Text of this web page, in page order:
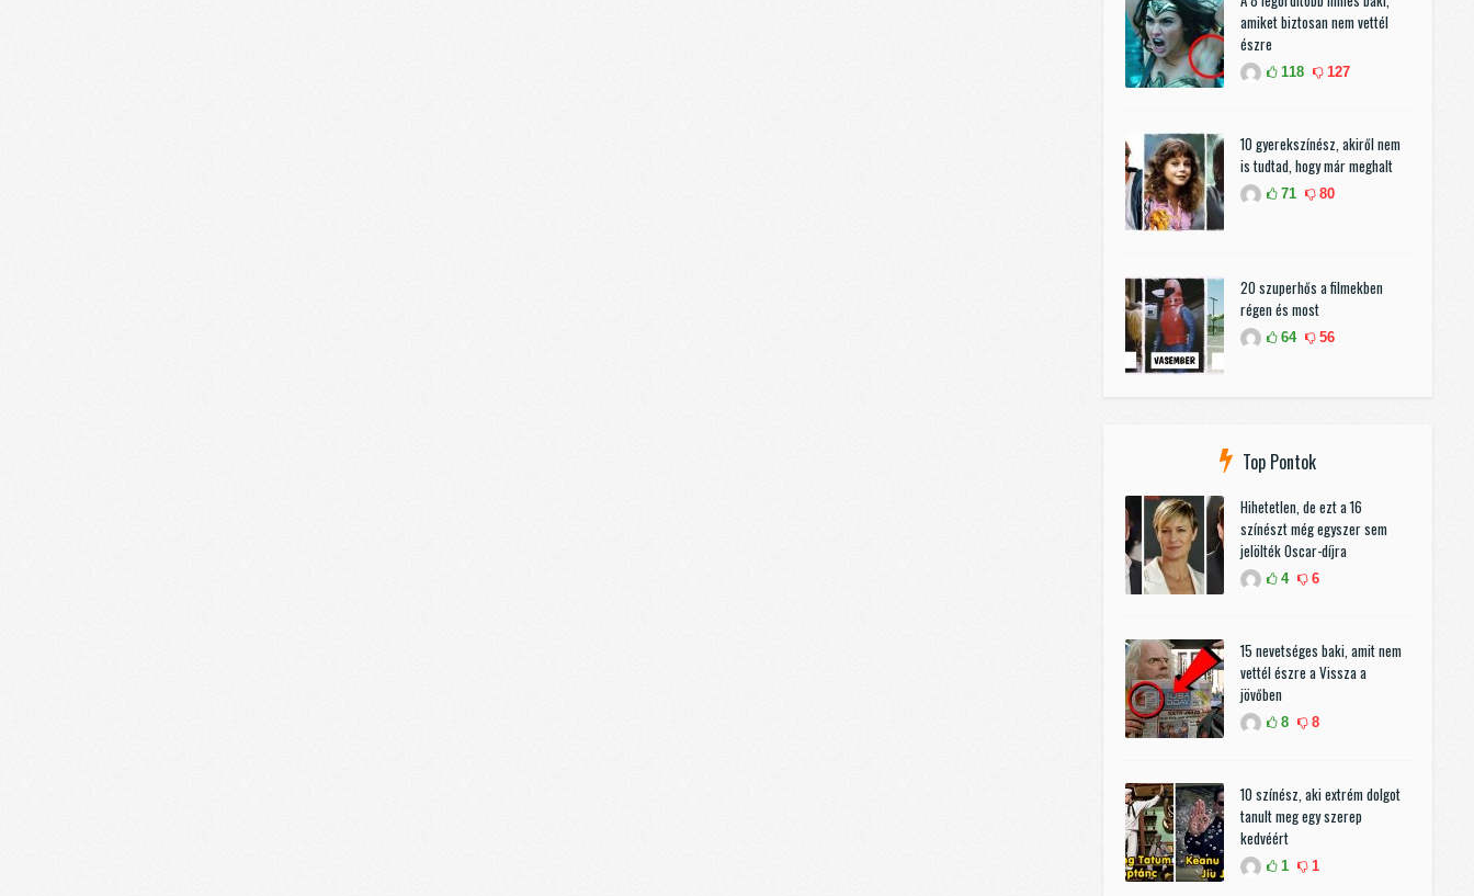
amiket biztosan nem vettél
észre
118 127
10 gyerekszínész, akiről nem
is tudtad, hogy már meghalt
71 80
20 szuperhős a filmekben
régen és most
64 56
Top Pontok
Hihetetlen, de ezt a 16
színészt még egyszer sem
jelölték Oscar-díjra
4 6
15 nevetséges baki, amit nem
vettél észre a Vissza a
jövőben
8 8
10 színész, aki extrém dolgot
tanult meg egy szerep
kedvéért
1 1